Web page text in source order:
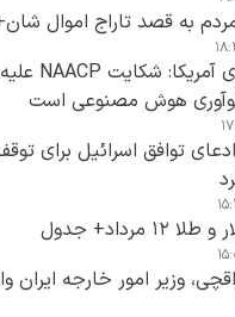
به قصد تاراج اموال
هوش مصنوعی است
توافق اسرائیل برای
جدول
وزیر امور خارجه ایران